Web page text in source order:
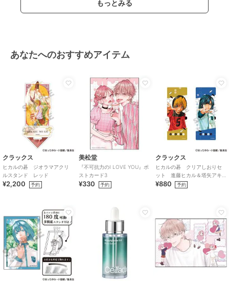
もっとみる
あなたへのおすすめアイテム
クラックス
ヒカルの碁 ジオラマアクリ
ルスタンド レッド
¥2,200 予約
美松堂
『不可抗力のI LOVE YOU』ポ
ストカード3
¥330 予約
クラックス
ヒカルの碁 クリアしおりセ
ット 進藤ヒカル＆塔矢アキ
ラ
¥880 予約